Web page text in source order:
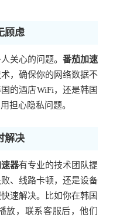
顾虑
关心的问题。 番茄加速
，确保你的网络数据不
的酒店WiFi，还是韩国
担心隐私问题。
解决
器有专业的技术团队提
、线路卡顿，还是设备
速解决。比如你在韩国
放，联系客服后，他们